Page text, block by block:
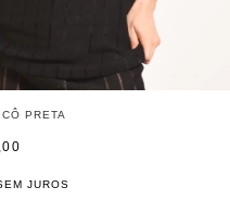
PRETA
JUROS